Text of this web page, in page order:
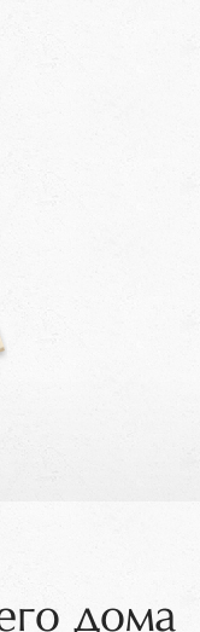
дома